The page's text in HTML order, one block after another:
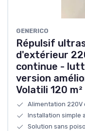
GENERICO
Répulsif
d'extérieur
continue -
version
Volatili 120 m²
Alimentation 220V
Installation simple
Solution sans